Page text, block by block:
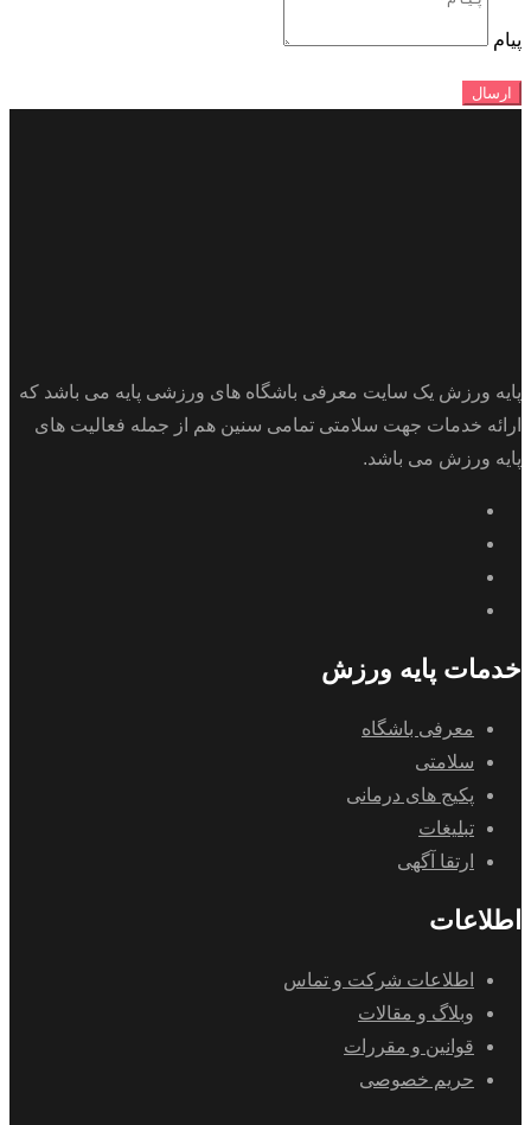
پیام
ارسال
پایه ورزش یک سایت معرفی باشگاه های ورزشی پایه می باشد که
ارائه خدمات جهت سلامتی تمامی سنین هم از جمله فعالیت های
پایه ورزش می باشد.
خدمات پایه ورزش
معرفی باشگاه
سلامتی
پکیج های درمانی
تبلیغات
ارتقا آگهی
اطلاعات
اطلاعات شرکت و تماس
وبلاگ و مقالات
قوانین و مقررات
حریم خصوصی